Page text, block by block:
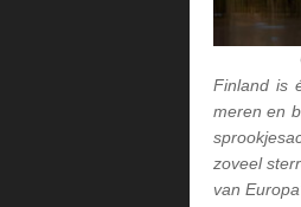
Finland is
meren en
zoveel
van